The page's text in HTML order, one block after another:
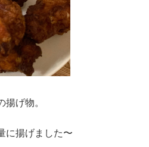
げ物。
に揚げました〜